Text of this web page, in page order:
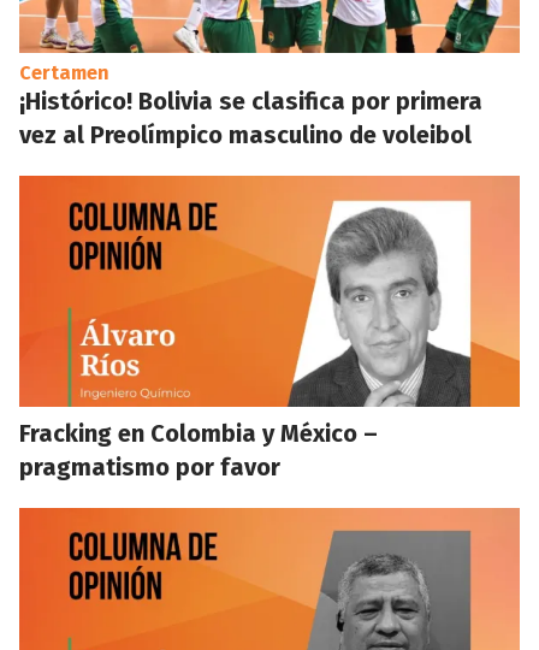
Certamen
¡Histórico! Bolivia se clasifica por primera
vez al Preolímpico masculino de voleibol
Fracking en Colombia y México –
pragmatismo por favor